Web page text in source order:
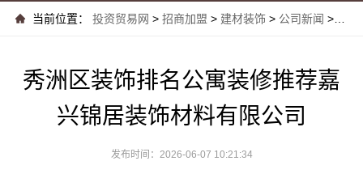
当前位置： 投资贸易网> 招商加盟 > 建材装饰> 公司新闻 >
秀洲区装饰排名公寓装修推荐嘉
兴锦居装饰材料有限公司
发布时间：2026-06-07 10:21:34